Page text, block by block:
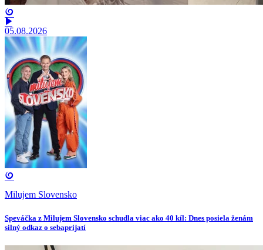
05.08.2026
Milujem Slovensko
Speváčka z Milujem Slovensko schudla viac ako 40 kíl: Dnes posiela ženám
silný odkaz o sebaprijatí